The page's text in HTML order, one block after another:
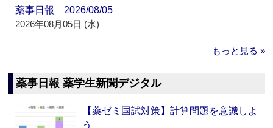
薬事日報 2026/08/05
2026年08月05日 (水)
もっと見る »
薬事日報 薬学生新聞デジタル
【薬ゼミ国試対策】計算問題を意識しよ
う